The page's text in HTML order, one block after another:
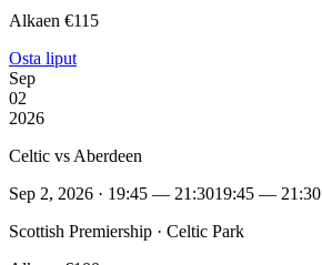
Alkaen €115
Osta liput
Sep
02
2026
Celtic vs Aberdeen
Sep 2, 2026 · 19:45 — 21:3019:45 — 21:30
Scottish Premiership · Celtic Park